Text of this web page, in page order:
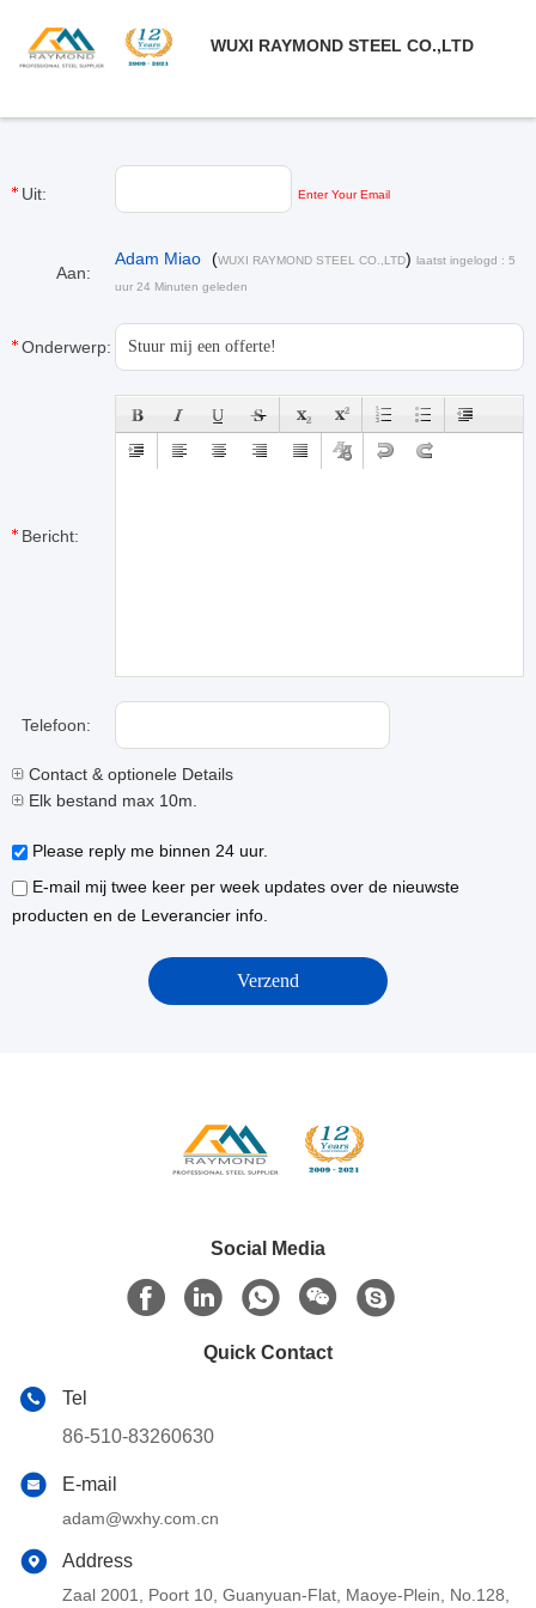
WUXI RAYMOND STEEL CO.,LTD
Uit: Enter Your Email
Aan:
Adam Miao (WUXI RAYMOND STEEL CO.,LTD) laatst ingelogd : 5
uur 24 Minuten geleden
Onderwerp:
Bericht:
Telefoon:
Contact & optionele Details
Elk bestand max 10m.
Please reply me binnen 24 uur.
E-mail mij twee keer per week updates over de nieuwste
producten en de Leverancier info.
Social Media
Quick Contact
Tel
86-510-83260630
E-mail
adam@wxhy.com.cn
Address
Zaal 2001, Poort 10, Guanyuan-Flat, Maoye-Plein, No.128,